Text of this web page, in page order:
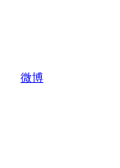
微博